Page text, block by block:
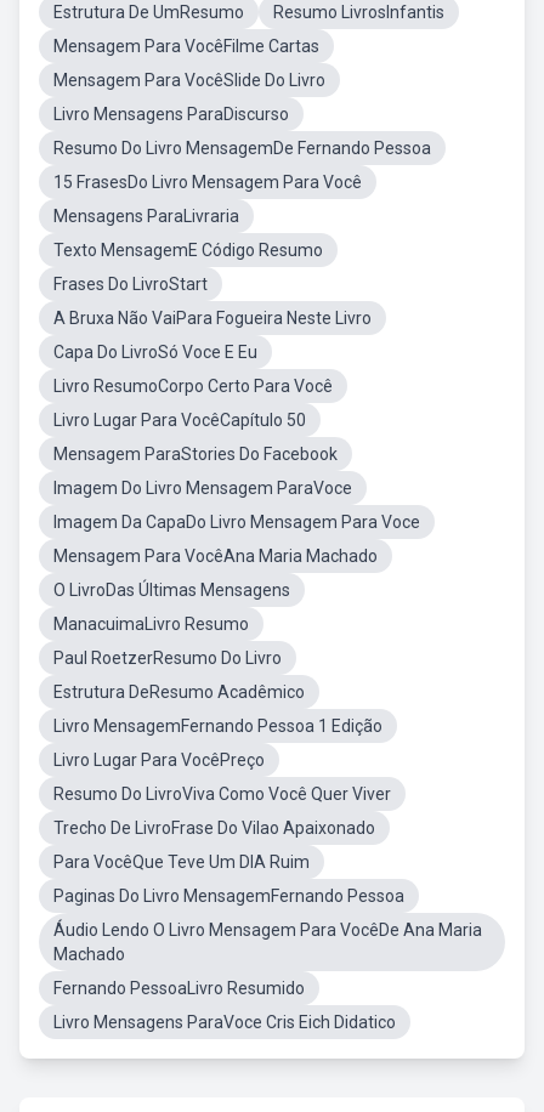
Estrutura De UmResumo
Resumo LivrosInfantis
Mensagem Para VocêFilme Cartas
Mensagem Para VocêSlide Do Livro
Livro Mensagens ParaDiscurso
Resumo Do Livro MensagemDe Fernando Pessoa
15 FrasesDo Livro Mensagem Para Você
Mensagens ParaLivraria
Texto MensagemE Código Resumo
Frases Do LivroStart
A Bruxa Não VaiPara Fogueira Neste Livro
Capa Do LivroSó Voce E Eu
Livro ResumoCorpo Certo Para Você
Livro Lugar Para VocêCapítulo 50
Mensagem ParaStories Do Facebook
Imagem Do Livro Mensagem ParaVoce
Imagem Da CapaDo Livro Mensagem Para Voce
Mensagem Para VocêAna Maria Machado
O LivroDas Últimas Mensagens
ManacuimaLivro Resumo
Paul RoetzerResumo Do Livro
Estrutura DeResumo Acadêmico
Livro MensagemFernando Pessoa 1 Edição
Livro Lugar Para VocêPreço
Resumo Do LivroViva Como Você Quer Viver
Trecho De LivroFrase Do Vilao Apaixonado
Para VocêQue Teve Um DIA Ruim
Paginas Do Livro MensagemFernando Pessoa
Áudio Lendo O Livro Mensagem Para VocêDe Ana Maria
Machado
Fernando PessoaLivro Resumido
Livro Mensagens ParaVoce Cris Eich Didatico